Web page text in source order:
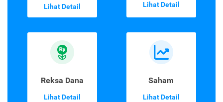
Lihat Detail Lihat Detail
Reksa Dana
Lihat Detail
Saham
Lihat Detail